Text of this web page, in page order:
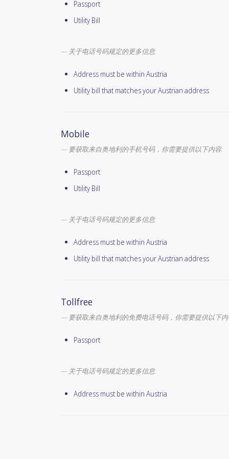
Passport
Utility Bill
关于电话号码规定的更多信息:
Address must be within Austria
Utility bill that matches your Austrian address
Mobile
要获取来自奥地利的手机号码，你需要提供以下内容:
Passport
Utility Bill
关于电话号码规定的更多信息:
Address must be within Austria
Utility bill that matches your Austrian address
Tollfree
要获取来自奥地利的免费电话号码，你需要提供以下
Passport
关于电话号码规定的更多信息:
Address must be within Austria